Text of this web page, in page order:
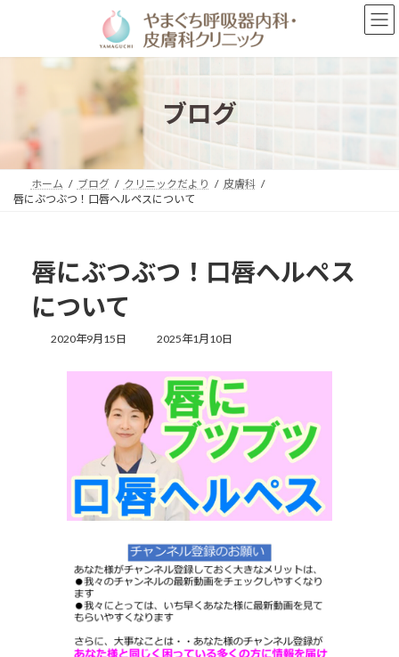
ン
プ
ー
動
ブログ
ホーム ブログ クリニックだより
皮膚科
唇にぶつぶつ！口唇ヘルペスについて
唇にぶつぶつ！口唇ヘルペス
について
2020年9月15日
最
更
日
2025年1月10日